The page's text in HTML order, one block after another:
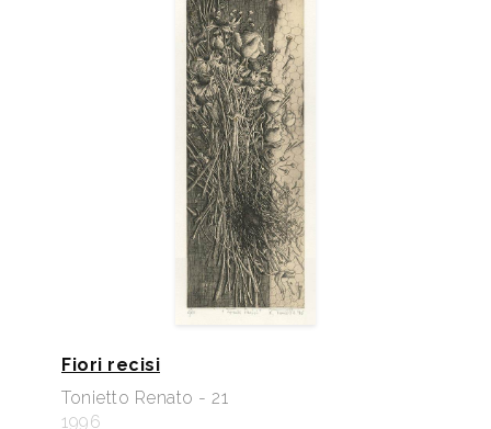
Fiori recisi
Tonietto Renato - 21
1996